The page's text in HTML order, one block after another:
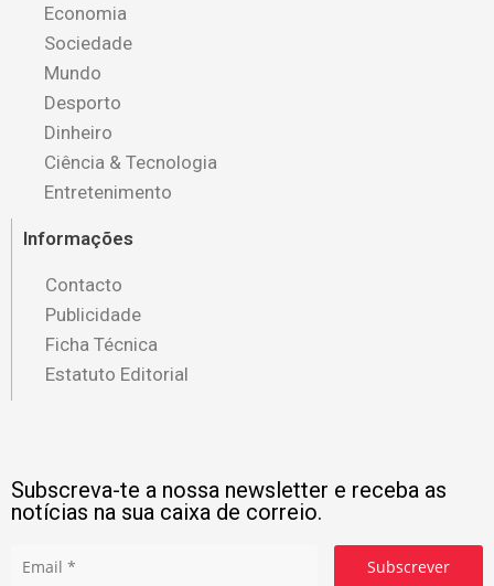
Economia
Sociedade
Mundo
Desporto
Dinheiro
Ciência & Tecnologia
Entretenimento
Informações
Contacto
Publicidade
Ficha Técnica
Estatuto Editorial
Subscreva-te a nossa newsletter e receba as
notícias na sua caixa de correio.
Subscrever